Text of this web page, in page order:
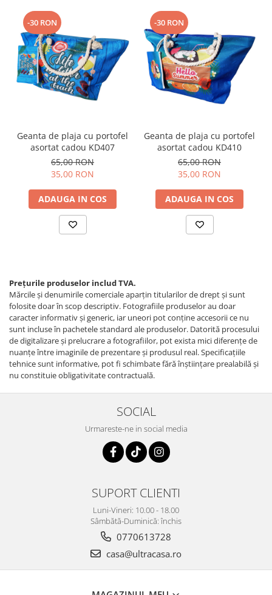
-30 RON
Geanta de plaja cu portofel
asortat cadou KD407
65,00 RON
35,00 RON
ADAUGA IN COS
-30 RON
Geanta de plaja cu portofel
asortat cadou KD410
65,00 RON
35,00 RON
ADAUGA IN COS
Prețurile produselor includ TVA.
Mărcile și denumirile comerciale aparțin titularilor de drept şi sunt
folosite doar în scop descriptiv. Fotografiile produselor au doar
caracter informativ şi generic, iar uneori pot conţine accesorii ce nu
sunt incluse în pachetele standard ale produselor. Datorită procesului
de digitalizare și prelucrare a fotografiilor, pot exista mici diferențe de
nuanțe între imaginile de prezentare și produsul real. Specificaţiile
tehnice sunt informative, pot fi schimbate fără înştiinţare prealabilă şi
nu constituie obligativitate contractuală.
SOCIAL
Urmareste-ne in social media
SUPORT CLIENTI
Luni-Vineri: 10.00 - 18.00
Sâmbătă-Duminică: închis
0770613728
casa@ultracasa.ro